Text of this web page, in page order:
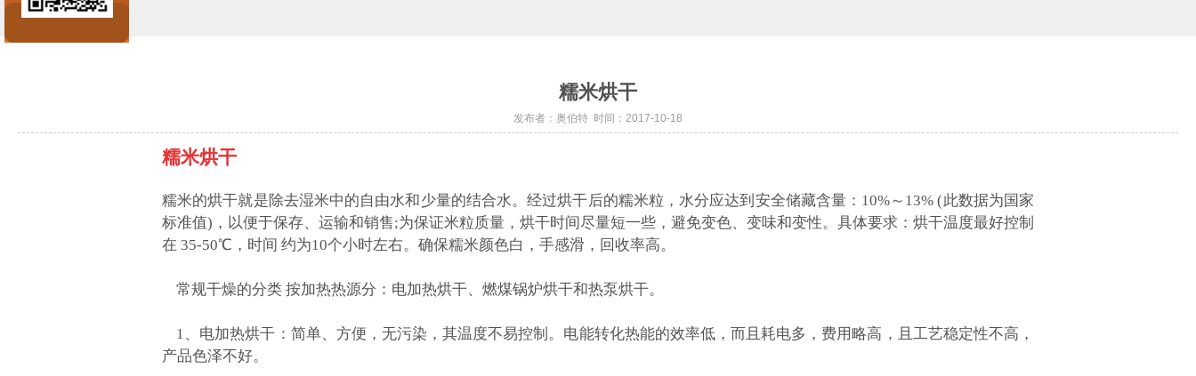
糯米烘干
发布者：奥伯特 时间：2017-10-18
糯米烘干
糯米的烘干就是除去湿米中的自由水和少量的结合水。经过烘干后的糯米粒，水分应达到安全储藏含量：10%～13% (此数据为国家
标准值)，以便于保存、运输和销售;为保证米粒质量，烘干时间尽量短一些，避免变色、变味和变性。具体要求：烘干温度最好控制
在 35-50℃，时间 约为10个小时左右。确保糯米颜色白，手感滑，回收率高。
常规干燥的分类 按加热热源分：电加热烘干、燃煤锅炉烘干和热泵烘干。
1、电加热烘干：简单、方便，无污染，其温度不易控制。电能转化热能的效率低，而且耗电多，费用略高，且工艺稳定性不高，
产品色泽不好。